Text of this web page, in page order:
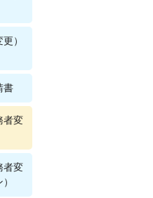
）
書
者変
者変